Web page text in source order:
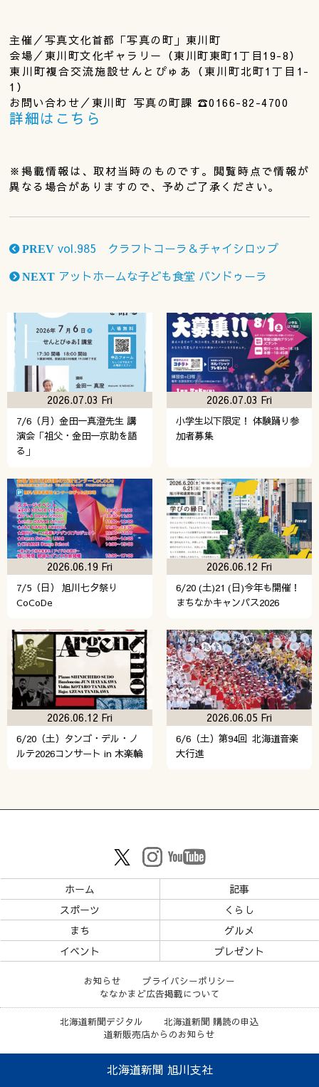
主催／写真文化首都「写真の町」東川町
会場／東川町文化ギャラリー（東川町東町1丁目19-8）
東川町複合交流施設せんとぴゅあ（東川町北町1丁目1-
1）
お問い合わせ／東川町 写真の町課 ☎︎0166-82-4700
詳細はこちら
※掲載情報は、取材当時のものです。閲覧時点で情報が
異なる場合がありますので、予めご了承ください。
PREV vol.985 クラフトコーラ＆チャイシロップ
NEXT アットホームな子ども食堂 バンドゥーラ
7/6（月）金田一真澄先生 講
演会「祖父・金田一京助を語
る」
2026.07.03 Fri
小学生以下限定！ 体験踊り参
加者募集
2026.07.03 Fri
7/5（日） 旭川七夕祭り
CoCoDe
2026.06.19 Fri
6/20 (土)21 (日)今年も開催！
まちなかキャンパス2026
2026.06.12 Fri
6/20（土）タンゴ・デル・ノ
ルテ2026コンサート in 木楽輪
2026.06.12 Fri
6/6（土）第94回 北海道音楽
大行進
2026.06.05 Fri
ホーム
記事
スポーツ
くらし
まち
グルメ
イベント
プレゼント
お知らせ
プライバシーポリシー
ななかまど広告掲載について
北海道新聞デジタル
北海道新聞 購読の申込
道新販売店からのお知らせ
北海道新聞 旭川支社